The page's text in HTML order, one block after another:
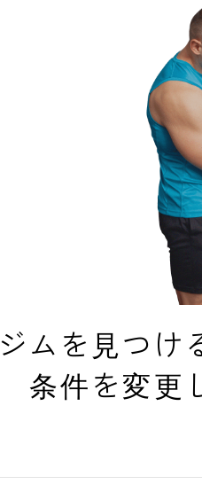
ジムを見つけ
条件を変更